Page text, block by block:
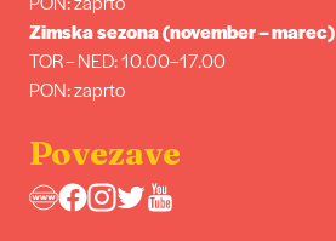
Zimska sezona (november – marec)
TOR – NED: 10.00–17.00
PON: zaprto
Povezave